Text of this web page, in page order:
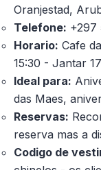
Oranjestad,
Telefone: +297
Horario: Cafe
15:30 - Jantar
Ideal para:
das Maes,
Reservas:
reserva mas a
Codigo de